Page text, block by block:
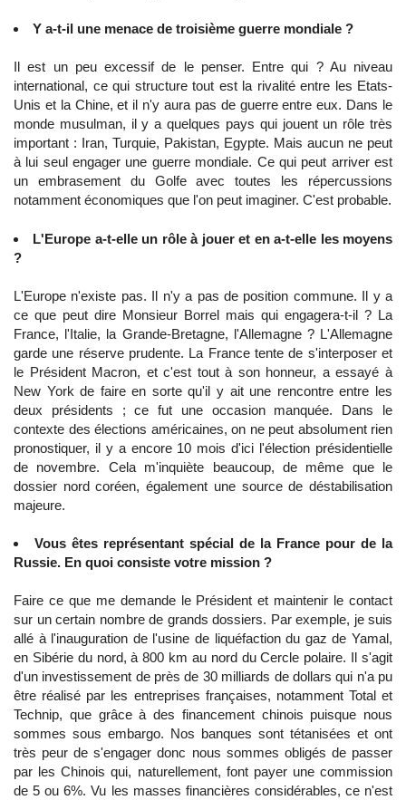
Y a-t-il une menace de troisième guerre mondiale ?
Il est un peu excessif de le penser. Entre qui ? Au niveau
international, ce qui structure tout est la rivalité entre les Etats-
Unis et la Chine, et il n'y aura pas de guerre entre eux. Dans le
monde musulman, il y a quelques pays qui jouent un rôle très
important : Iran, Turquie, Pakistan, Egypte. Mais aucun ne peut
à lui seul engager une guerre mondiale. Ce qui peut arriver est
un embrasement du Golfe avec toutes les répercussions
notamment économiques que l'on peut imaginer. C'est probable.
L'Europe a-t-elle un rôle à jouer et en a-t-elle les moyens
?
L'Europe n'existe pas. Il n'y a pas de position commune. Il y a
ce que peut dire Monsieur Borrel mais qui engagera-t-il ? La
France, l'Italie, la Grande-Bretagne, l'Allemagne ? L'Allemagne
garde une réserve prudente. La France tente de s'interposer et
le Président Macron, et c'est tout à son honneur, a essayé à
New York de faire en sorte qu'il y ait une rencontre entre les
deux présidents ; ce fut une occasion manquée. Dans le
contexte des élections américaines, on ne peut absolument rien
pronostiquer, il y a encore 10 mois d'ici l'élection présidentielle
de novembre. Cela m'inquiète beaucoup, de même que le
dossier nord coréen, également une source de déstabilisation
majeure.
Vous êtes représentant spécial de la France pour de la
Russie. En quoi consiste votre mission ?
Faire ce que me demande le Président et maintenir le contact
sur un certain nombre de grands dossiers. Par exemple, je suis
allé à l'inauguration de l'usine de liquéfaction du gaz de Yamal,
en Sibérie du nord, à 800 km au nord du Cercle polaire. Il s'agit
d'un investissement de près de 30 milliards de dollars qui n'a pu
être réalisé par les entreprises françaises, notamment Total et
Technip, que grâce à des financement chinois puisque nous
sommes sous embargo. Nos banques sont tétanisées et ont
très peur de s'engager donc nous sommes obligés de passer
par les Chinois qui, naturellement, font payer une commission
de 5 ou 6%. Vu les masses financières considérables, ce n'est